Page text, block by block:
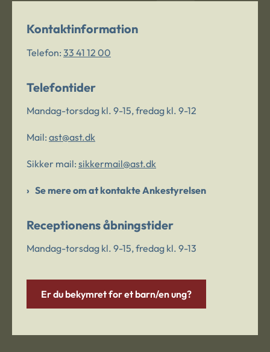
Kontaktinformation
Telefon: 33 41 12 00
Telefontider
Mandag-torsdag kl. 9-15, fredag kl. 9-12
Mail: ast@ast.dk
Sikker mail: sikkermail@ast.dk
Se mere om at kontakte Ankestyrelsen
Receptionens åbningstider
Mandag-torsdag kl. 9-15, fredag kl. 9-13
Er du bekymret for et barn/en ung?